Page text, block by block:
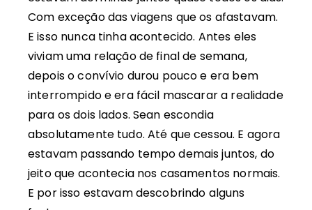
Com exceção das viagens que os afastavam.
E isso nunca tinha acontecido. Antes eles
viviam uma relação de final de semana,
depois o convívio durou pouco e era bem
interrompido e era fácil mascarar a realidade
para os dois lados. Sean escondia
absolutamente tudo. Até que cessou. E agora
estavam passando tempo demais juntos, do
jeito que acontecia nos casamentos normais.
E por isso estavam descobrindo alguns